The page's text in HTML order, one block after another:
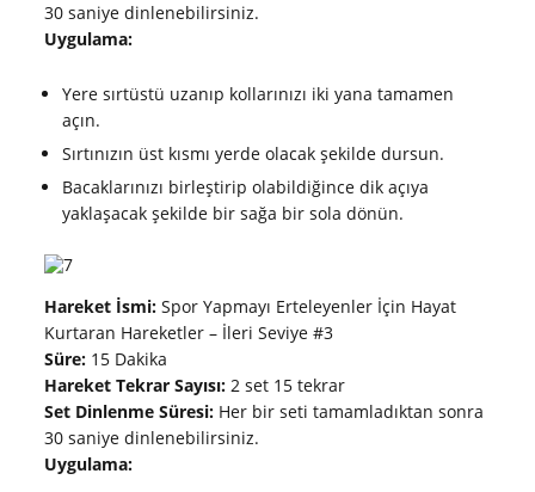
30 saniye dinlenebilirsiniz.
Uygulama:
Yere sırtüstü uzanıp kollarınızı iki yana tamamen
açın.
Sırtınızın üst kısmı yerde olacak şekilde dursun.
Bacaklarınızı birleştirip olabildiğince dik açıya
yaklaşacak şekilde bir sağa bir sola dönün.
Hareket İsmi: Spor Yapmayı Erteleyenler İçin Hayat
Kurtaran Hareketler – İleri Seviye #3
Süre: 15 Dakika
Hareket Tekrar Sayısı:2 set 15 tekrar
Set Dinlenme Süresi: Her bir seti tamamladıktan sonra
30 saniye dinlenebilirsiniz.
Uygulama: